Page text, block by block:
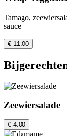
Tamago,
sauce
€ 11.00
Zeewiersalade
€ 4.00